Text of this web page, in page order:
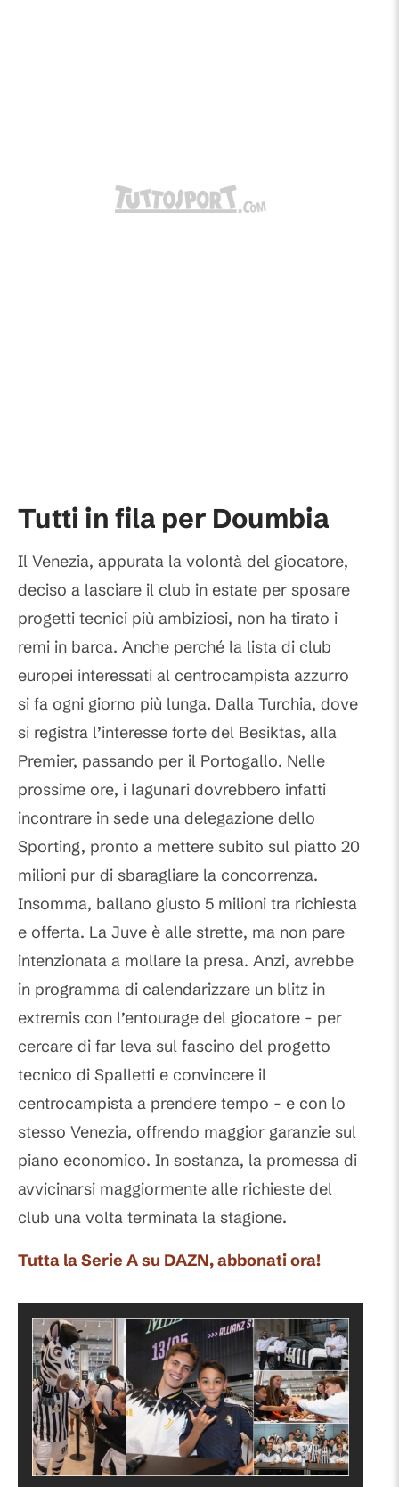
Tutti in fila per Doumbia
Il Venezia, appurata la volontà del giocatore,
deciso a lasciare il club in estate per sposare
progetti tecnici più ambiziosi, non ha tirato i
remi in barca. Anche perché la lista di club
europei interessati al centrocampista azzurro
si fa ogni giorno più lunga. Dalla Turchia, dove
si registra l’interesse forte del Besiktas, alla
Premier, passando per il Portogallo. Nelle
prossime ore, i lagunari dovrebbero infatti
incontrare in sede una delegazione dello
Sporting, pronto a mettere subito sul piatto 20
milioni pur di sbaragliare la concorrenza.
Insomma, ballano giusto 5 milioni tra richiesta
e offerta. La Juve è alle strette, ma non pare
intenzionata a mollare la presa. Anzi, avrebbe
in programma di calendarizzare un blitz in
extremis con l’entourage del giocatore - per
cercare di far leva sul fascino del progetto
tecnico di Spalletti e convincere il
centrocampista a prendere tempo - e con lo
stesso Venezia, offrendo maggior garanzie sul
piano economico. In sostanza, la promessa di
avvicinarsi maggiormente alle richieste del
club una volta terminata la stagione.
Tutta la Serie A su DAZN, abbonati ora!